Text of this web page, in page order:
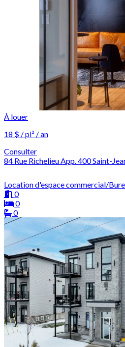
À louer
18 $ / pi² / an
Consulter
84 Rue Richelieu App. 400 Saint-
Location d'espace commercial/
0
0
0